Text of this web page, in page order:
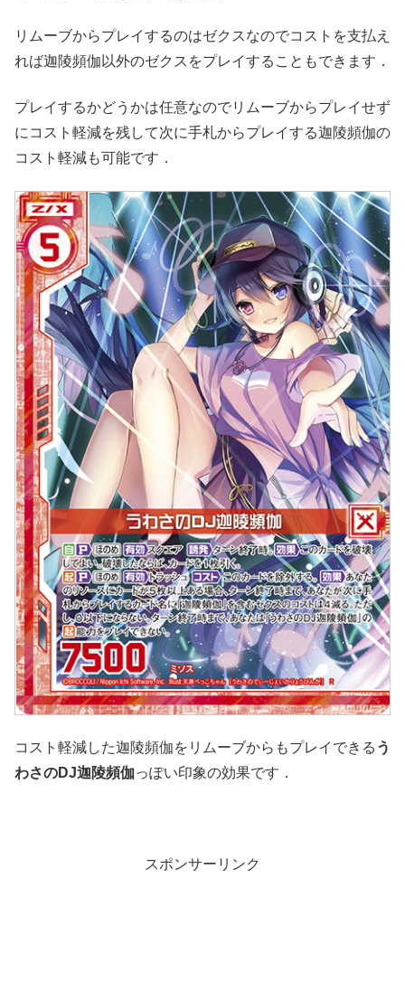
リムーブからプレイするのはゼクスなのでコストを支払え
れば迦陵頻伽以外のゼクスをプレイすることもできます．
プレイするかどうかは任意なのでリムーブからプレイせず
にコスト軽減を残して次に手札からプレイする迦陵頻伽の
コスト軽減も可能です．
コスト軽減した迦陵頻伽をリムーブからもプレイできる う
わさのDJ迦陵頻伽っぽい印象の効果です．
スポンサーリンク